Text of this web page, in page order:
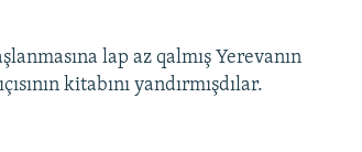
lap az qalmış Yerevanın
kitabını yandırmışdılar.